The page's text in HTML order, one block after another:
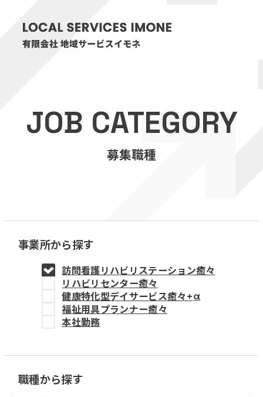
医療・介護事業
訪問看護リハビリステーション癒々
福祉用具プランナー癒々
教育事業
姫路中央こども園
姫路中央保育園
採用情報
JOB CATEGORY
募集職種
事業所から探す
訪問看護リハビリステーション癒々
リハビリセンター癒々
健康特化型デイサービス癒々+α
福祉用具プランナー癒々
本社勤務
職種から探す